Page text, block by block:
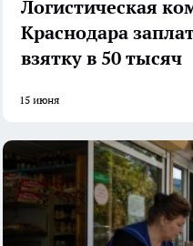
Логистическая
Краснодара
взятку в 50 тысяч
15 июня